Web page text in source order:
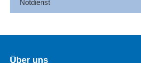
Notdienst
Über uns